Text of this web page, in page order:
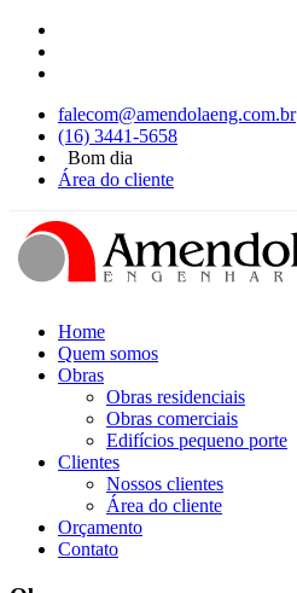
falecom@amendolaeng.com.br
(16) 3441-5658
Bom dia
Área do cliente
Home
Quem somos
Obras
Obras residenciais
Obras comerciais
Edifícios pequeno porte
Clientes
Nossos clientes
Área do cliente
Orçamento
Contato